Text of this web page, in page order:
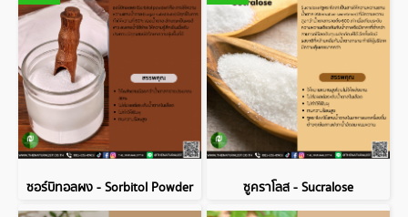
ซอร์บิทอลผง - Sorbitol Powder ซูคราโลส - Sucralose